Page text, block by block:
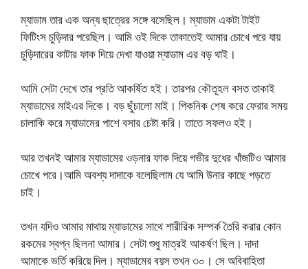
ম্যাডাম তার এক অন্য ছাত্রের সঙ্গে বসেছিল। ম্যাডাম একটা টাইট
ফিটিংস চুড়িদার পরেছিল। আমি ওই দিকে তাকাতেই আমার চোখে পরে যায়
চুড়িদারের কাটার ফাক দিয়ে দেখা যাওয়া ম্যাডাম এর বড় থাই।
আমি সেটা দেখে তার প্রতি আকর্ষিত হই। তারপর কৌতূহল বসত তাকাই
ম্যাডামের মাইএর দিকে। বড় ছুঁচালো মাই। পিকনিক শেষ করে ফেরার সময়
চালাকি করে ম্যাডামের পাশে বসার চেষ্টা করি। তাতে সফলও হই।
আর তখনই আমার ম্যাডামের ওড়নার ফাক দিয়ে গভীর দুধের খাঁজটিও আমার
চোখে পরে।আমি অবশ্য দাদাকে বলেছিলাম যে আমি উনার কাছে পড়তে
চাই।
তখন যদিও আমার মাথায় ম্যাডামের সাথে শারীরিক সম্পর্ক তৈরি করার কোন
রকমের স্বপ্ন ছিলনা আমার। সেটা শুধু মাত্রই আকর্ষণ ছিল। দাদা
আমাকে ভর্তি করিয়ে দিল। ম্যাডামের বয়স তখন ৩০। সে অবিবাহিতা